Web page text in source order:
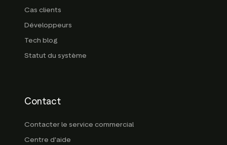
Cas clients
Développeurs
Tech blog
Statut du système
Contact
Contacter le service commercial
Centre d'aide